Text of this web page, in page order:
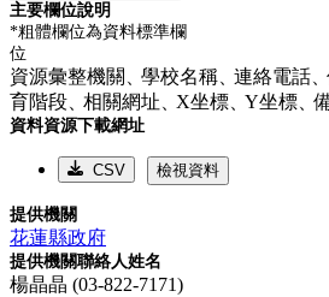
主要欄位說明
*粗體欄位為資料標準欄
位
資源彙整機關、學校名稱、連絡電話、
育階段、相關網址、X坐標、Y坐標、
資料資源下載網址
CSV 檢視資料
提供機關
花蓮縣政府
提供機關聯絡人姓名
楊晶晶 (03-822-7171)